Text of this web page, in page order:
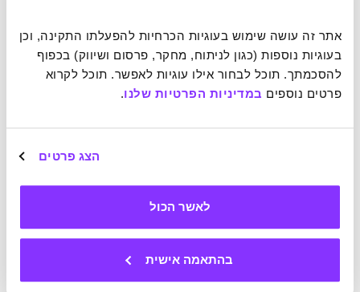
פרטים נוספים במדיניות הפרטיות שלנו.
הצג פרטים
לאשר הכול
בהתאמה אישית
בועז מזרחי